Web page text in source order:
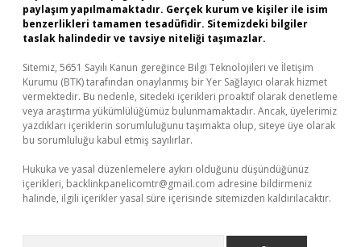
paylaşım yapılmamaktadır. Gerçek kurum ve kişiler ile isim
benzerlikleri tamamen tesadüfidir. Sitemizdeki bilgiler
taslak halindedir ve tavsiye niteliği taşımazlar.
Sitemiz, 5651 Sayılı Kanun gereğince Bilgi Teknolojileri ve İletişim
Kurumu (BTK) tarafından onaylanmış bir Yer Sağlayıcı olarak hizmet
vermektedir. Bu nedenle, sitedeki içerikleri proaktif olarak denetleme
veya araştırma yükümlülüğümüz bulunmamaktadır. Ancak, üyelerimiz
yazdıkları içeriklerin sorumluluğunu taşımakta olup, siteye üye olarak
bu sorumluluğu kabul etmiş sayılırlar.
Hukuka ve yasal düzenlemelere aykırı olduğunu düşündüğünüz
içerikleri, backlinkpanelicomtr@gmail.com adresine bildirmeniz
halinde, ilgili içerikler yasal süre içerisinde sitemizden kaldırılacaktır.